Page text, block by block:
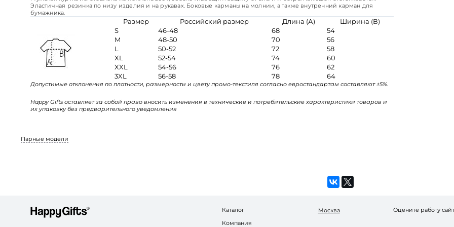
Эластичная резинка по низу изделия и на рукавах. Боковые карманы на молнии, а также внутренний карман для
бумажника.
Размер Российский размер Длина (А)
Ширина (В)
S
46-48 68
54
M
48-50 70
56
L
50-52 72
58
XL
52-54 74
60
XXL
54-56 76
62
3XL
56-58 78 64
Допустимые отклонения по плотности, размерности и цвету промо-текстиля согласно евростандартам составляют ±5%.
Happy Gifts оставляет за собой право вносить изменения в технические и потребительские характеристики товаров и
их упаковку без предварительного уведомления
Парные модели
Каталог
Компания
Москва Оцените работу